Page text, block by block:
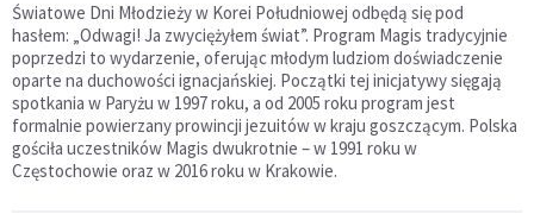
Światowe Dni Młodzieży w Korei Południowej odbędą się pod
hasłem: „Odwagi! Ja zwyciężyłem świat”. Program Magis tradycyjnie
poprzedzi to wydarzenie, oferując młodym ludziom doświadczenie
oparte na duchowości ignacjańskiej. Początki tej inicjatywy sięgają
spotkania w Paryżu w 1997 roku, a od 2005 roku program jest
formalnie powierzany prowincji jezuitów w kraju goszczącym. Polska
gościła uczestników Magis dwukrotnie – w 1991 roku w
Częstochowie oraz w 2016 roku w Krakowie.